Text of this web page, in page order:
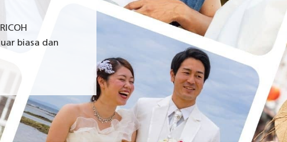
biasa dan